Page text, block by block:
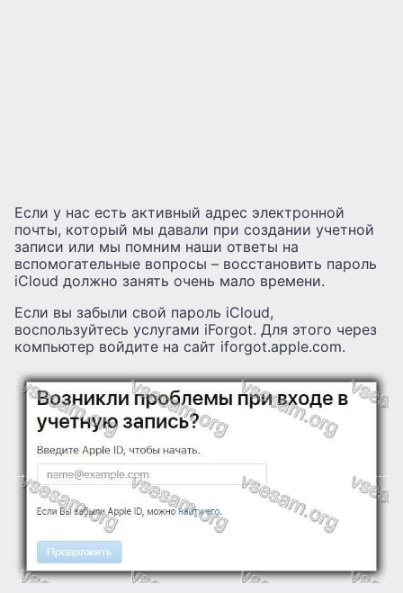
Если у нас есть активный адрес электронной
почты, который мы давали при создании учетной
записи или мы помним наши ответы на
вспомогательные вопросы – восстановить пароль
iCloud должно занять очень мало времени.
Если вы забыли свой пароль iCloud,
воспользуйтесь услугами iForgot. Для этого через
компьютер войдите на сайт iforgot.apple.com.